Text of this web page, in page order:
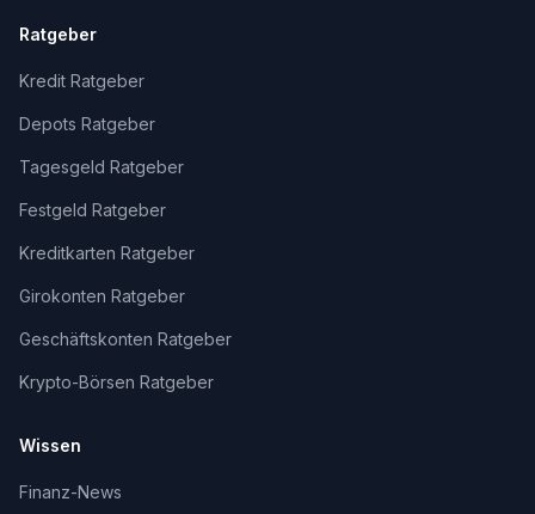
Ratgeber
Kredit Ratgeber
Depots Ratgeber
Tagesgeld Ratgeber
Festgeld Ratgeber
Kreditkarten Ratgeber
Girokonten Ratgeber
Geschäftskonten Ratgeber
Krypto-Börsen Ratgeber
Wissen
Finanz-News